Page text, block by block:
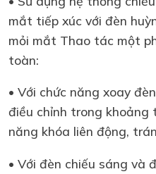
mắt tiếp xúc với đèn
mỏi mắt Thao tác một
toàn:
• Với chức năng xoay
điều chỉnh trong khoảng
năng khóa liên động,
• Với đèn chiếu sáng và